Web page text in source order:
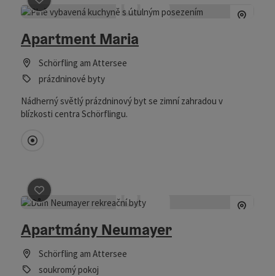
Označit příspěvek: Apartment Maria
Apartment Maria
Schörfling am Attersee
prázdninové byty
Nádherný světlý prázdninový byt se zimní zahradou v
blízkosti centra Schörflingu.
Označit příspěvek: Apartmány Neumayer
Apartmány Neumayer
Schörfling am Attersee
soukromý pokoj